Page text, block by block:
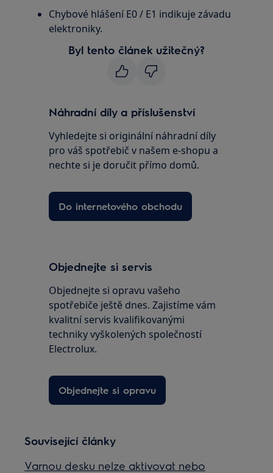
Chybové hlášení E0 / E1 indikuje závadu
elektroniky.
Byl tento článek užitečný?
Náhradní díly a příslušenství
Vyhledejte si originální náhradní díly
pro váš spotřebič v našem e-shopu a
nechte si je doručit přímo domů.
Do internetového obchodu
Objednejte si servis
Objednejte si opravu vašeho
spotřebiče ještě dnes. Zajistíme vám
kvalitní servis kvalifikovanými
techniky vyškolených společností
Electrolux.
Objednejte si opravu
Související články
Varnou desku nelze aktivovat nebo